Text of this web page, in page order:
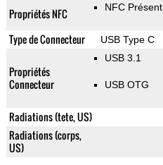
Propriétés NFC NFC Présent
Type de Connecteur USB Type C
Propriétés
Connecteur
USB 3.1
USB OTG
Radiations (tete, US)
Radiations (corps,
US)